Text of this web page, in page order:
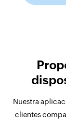
Nuestra
clientes